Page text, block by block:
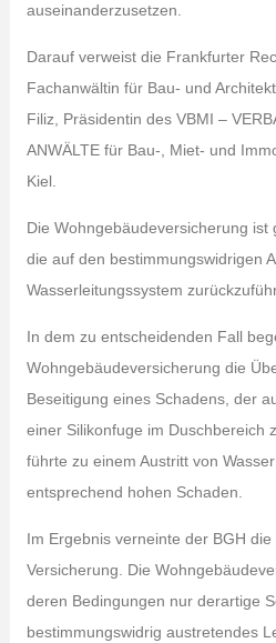
auseinanderzusetzen.
Darauf verweist die Frankfurter
Fachanwältin für Bau- und
Filiz, Präsidentin des VBMI –
ANWÄLTE für Bau-, Miet- und
Kiel.
Die Wohngebäudeversicherung ist
die auf den bestimmungswidrigen
Wasserleitungssystem
In dem zu entscheidenden Fall
Wohngebäudeversicherung die
Beseitigung eines Schadens, der
einer Silikonfuge im Duschbereich
führte zu einem Austritt von
entsprechend hohen Schaden.
Im Ergebnis verneinte der BGH
Versicherung. Die
deren Bedingungen nur derartige
bestimmungswidrig austretendes